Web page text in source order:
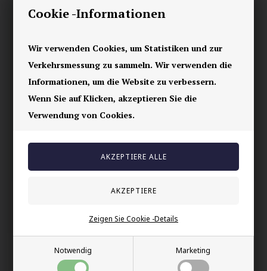
Cookie -Informationen
Wir verwenden Cookies, um Statistiken und zur
Verkehrsmessung zu sammeln. Wir verwenden die
Informationen, um die Website zu verbessern.
Wenn Sie auf Klicken, akzeptieren Sie die
Verwendung von Cookies.
Notwendig Marketing
Zeigen Sie Cookie -Details
Ohrring aus rostfreiem Stahl. Größe 1,3 cm. Für diesen Ohrring
Ihre Sicherheit
Vorrätig
E-mark webshop
Andere auch gekauft